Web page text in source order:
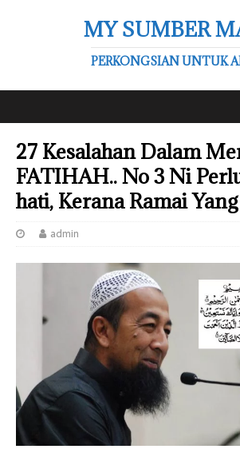
MY SUMBER
PERKONGSIAN UNTUK
27 Kesalahan Dalam
FATIHAH.. No 3 Ni
hati, Kerana Ramai
admin